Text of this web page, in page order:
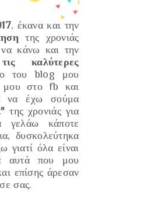
, έκανα και την
της χρονιάς
κάνω και την
καλύτερες
του blog μου
μου στο fb και
να έχω σούμα
της χρονιάς για
γελάω κάποτε
δυσκολεύτηκα
γιατί όλα είναι
αυτά που μου
επίσης άρεσαν
σας.